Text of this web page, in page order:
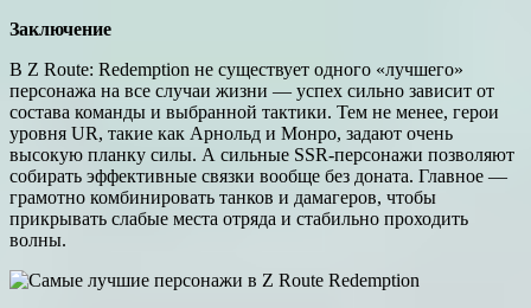
Заключение
В Z Route: Redemption не существует одного «лучшего»
персонажа на все случаи жизни — успех сильно зависит от
состава команды и выбранной тактики. Тем не менее, герои
уровня UR, такие как Арнольд и Монро, задают очень
высокую планку силы. А сильные SSR-персонажи позволяют
собирать эффективные связки вообще без доната. Главное —
грамотно комбинировать танков и дамагеров, чтобы
прикрывать слабые места отряда и стабильно проходить
волны.